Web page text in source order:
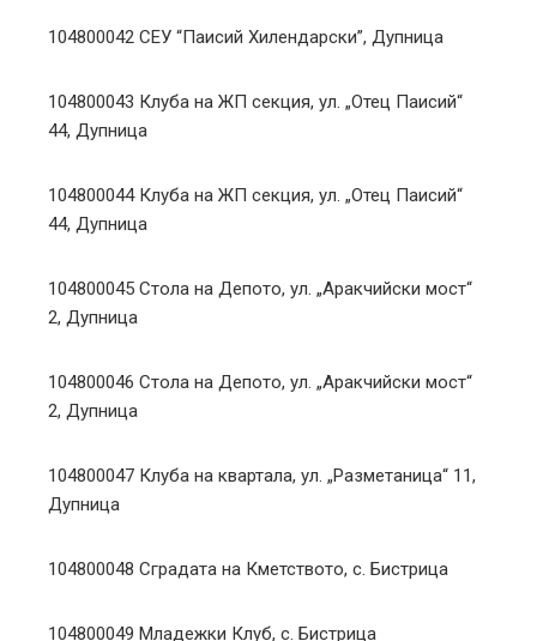
104800042 СЕУ “Паисий Хилендарски”, Дупница
104800043 Клуба на ЖП секция, ул. „Отец Паисий“
44, Дупница
104800044 Клуба на ЖП секция, ул. „Отец Паисий“
44, Дупница
104800045 Стола на Депото, ул. „Аракчийски мост“
2, Дупница
104800046 Стола на Депото, ул. „Аракчийски мост“
2, Дупница
104800047 Клуба на квартала, ул. „Разметаница“ 11,
Дупница
104800048 Сградата на Кметството, с. Бистрица
104800049 Младежки Клуб, с. Бистрица